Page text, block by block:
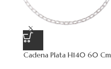
Cadena Plata H140 60 Cm